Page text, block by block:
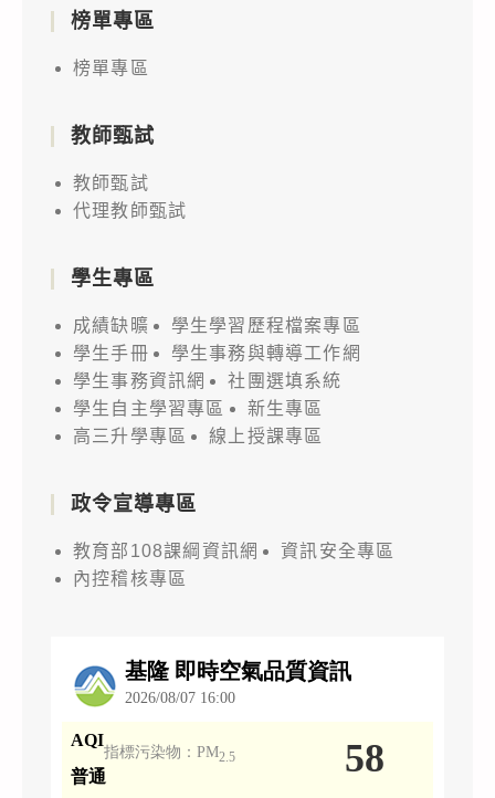
榜單專區
榜單專區
教師甄試
教師甄試
代理教師甄試
學生專區
成績缺曠
學生學習歷程檔案專區
學生手冊
學生事務與轉導工作網
學生事務資訊網
社團選填系統
學生自主學習專區
新生專區
高三升學專區
線上授課專區
政令宣導專區
教育部108課綱資訊網
資訊安全專區
內控稽核專區